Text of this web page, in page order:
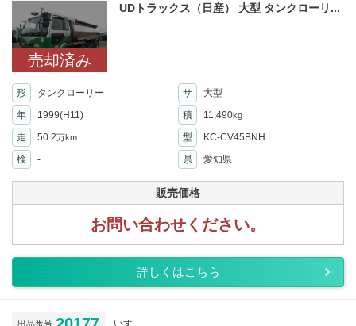
売却済み
UDトラックス（日産） 大型 タンクローリ...
形 タンクローリー サ
大型
年
1999(H11) 積 11,490kg
走 50.2万km 型
KC-CV45BNH
検
- 県 愛知県
販売価格
お問い合わせください。
詳しくはこちら
出品番号 いすゞ